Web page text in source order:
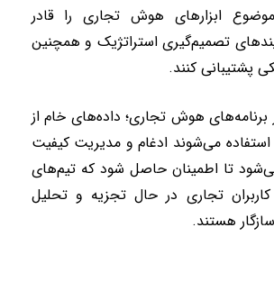
ابزارهای هوش تجاری را قادر
تصمیم‌گیری استراتژیک و همچنین
پشتیبانی کنند.
برنامه‌های هوش تجاری؛ داده‌های خام از
استفاده می‌شوند ادغام و مدیریت کیفیت
تا اطمینان حاصل شود که تیم‌‌های
تجاری در حال تجزیه و تحلیل
هستند.